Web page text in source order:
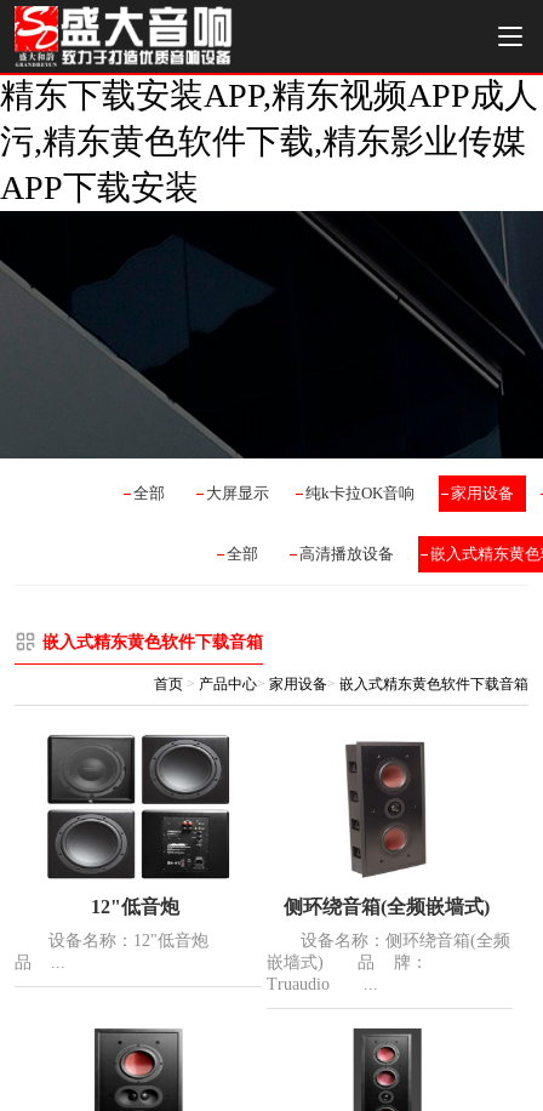
精东下载安装APP,精东视频APP成人
污,精东黄色软件下载,精东影业传媒
APP下载安装
全部 大屏显示 纯k卡拉OK音响 家用设备
全部 高清播放设备 嵌入式精东黄
嵌入式精东黄色软件下载音箱
首页 > 产品中心> 家用设备> 嵌入式精东黄色软件下载音箱
12"低音炮
设备名称：12"低音炮
品 ...
侧环绕音箱(全频嵌墙式)
设备名称：侧环绕音箱(全频
嵌墙式) 品 牌：
Truaudio ...